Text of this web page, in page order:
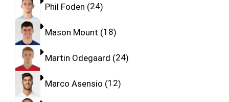
Phil Foden 24
Mason Mount 18
Martin Odegaard 24
Marco Asensio 12